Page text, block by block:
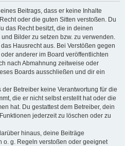
Beitrags, dass er keine Inhalte
oder die guten Sitten verstoßen. Du
das Recht besitzt, die in deinen
Bilder zu setzen bzw. zu verwenden.
Hausrecht aus. Bei Verstößen gegen
anderer im Board veröffentlichten
nach Abmahnung zeitweise oder
Boards ausschließen und dir ein
der Betreiber keine Verantwortung für die
die er nicht selbst erstellt hat oder die
hat. Du gestattest dem Betreiber, dein
jederzeit zu löschen oder zu
hinaus, deine Beiträge
o. g. Regeln verstoßen oder geeignet